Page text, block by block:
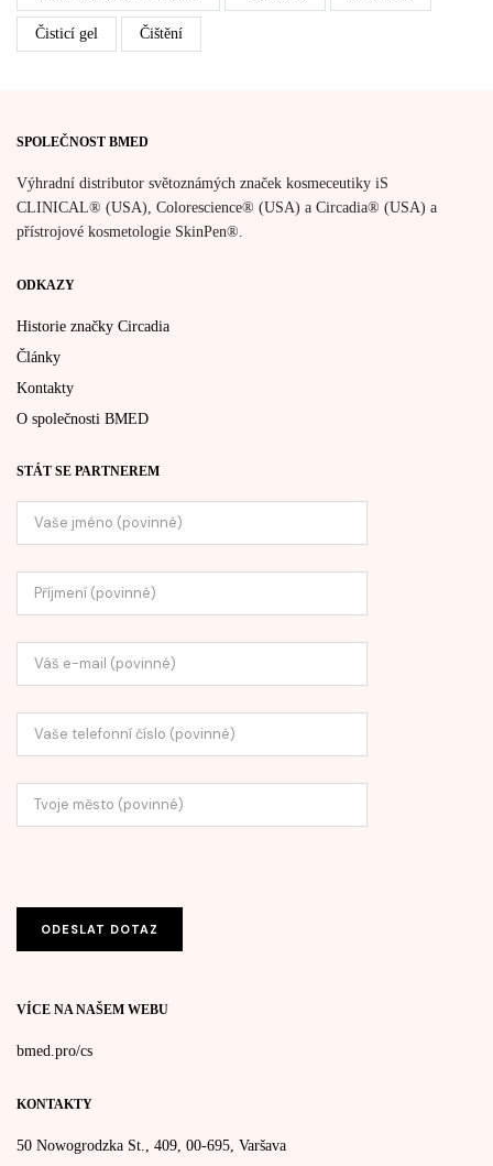
Čisticí gel Čištění
SPOLEČNOST BMED
Výhradní distributor světoznámých značek kosmeceutiky iS
CLINICAL® (USA), Colorescience® (USA) a Circadia® (USA) a
přístrojové kosmetologie SkinPen®.
ODKAZY
Historie značky Circadia
Články
Kontakty
O společnosti BMED
STÁT SE PARTNEREM
VÍCE NA NAŠEM WEBU
bmed.pro/cs
KONTAKTY
50 Nowogrodzka St., 409, 00-695, Varšava